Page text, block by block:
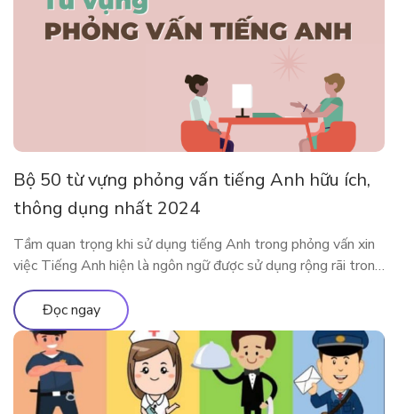
Bộ 50 từ vựng phỏng vấn tiếng Anh hữu ích,
thông dụng nhất 2024
Tầm quan trọng khi sử dụng tiếng Anh trong phỏng vấn xin
việc Tiếng Anh hiện là ngôn ngữ được sử dụng rộng rãi trong
cả giao tiếp đời sống cũng như trong công việc. Rất nhiều các
doanh nghiệp đã liệt kê tiếng Anh như một yêu cầu quan
trọng trong bản mô tả […]
Đọc ngay